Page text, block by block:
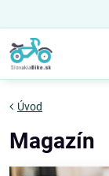
Úvod
Magazín